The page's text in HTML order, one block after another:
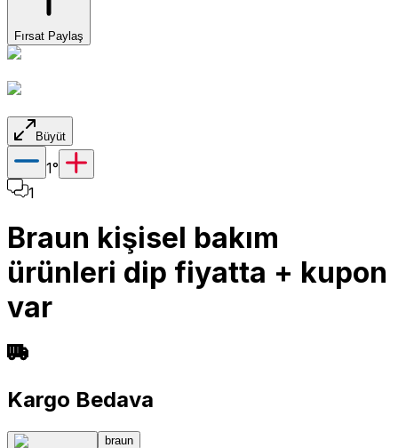
Fırsat Paylaş
Büyüt
1°
1
Braun kişisel bakım
ürünleri dip fiyatta + kupon
var
Kargo Bedava
braun